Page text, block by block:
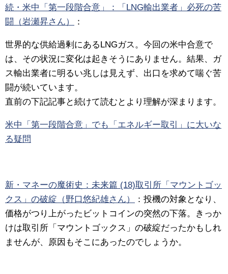
続・米中「第一段階合意」：「LNG輸出業者」必死の苦
闘（岩瀬昇さん）
：
世界的な供給過剰にあるLNGガス。今回の米中合意で
は、その状況に変化は起きそうにありません。結果、ガ
ス輸出業者に明るい兆しは見えず、出口を求めて喘ぐ苦
闘が続いています。
直前の下記記事と続けて読むとより理解が深まります。
米中「第一段階合意」でも「エネルギー取引」に大いな
る疑問
新・マネーの魔術史：未来篇 (18)取引所「マウントゴッ
クス」の破綻（野口悠紀雄さん）
： 投機の対象となり、
価格がつり上がったビットコインの突然の下落。きっか
けは取引所「マウントゴックス」の破綻だったかもしれ
ませんが、原因もそこにあったのでしょうか。